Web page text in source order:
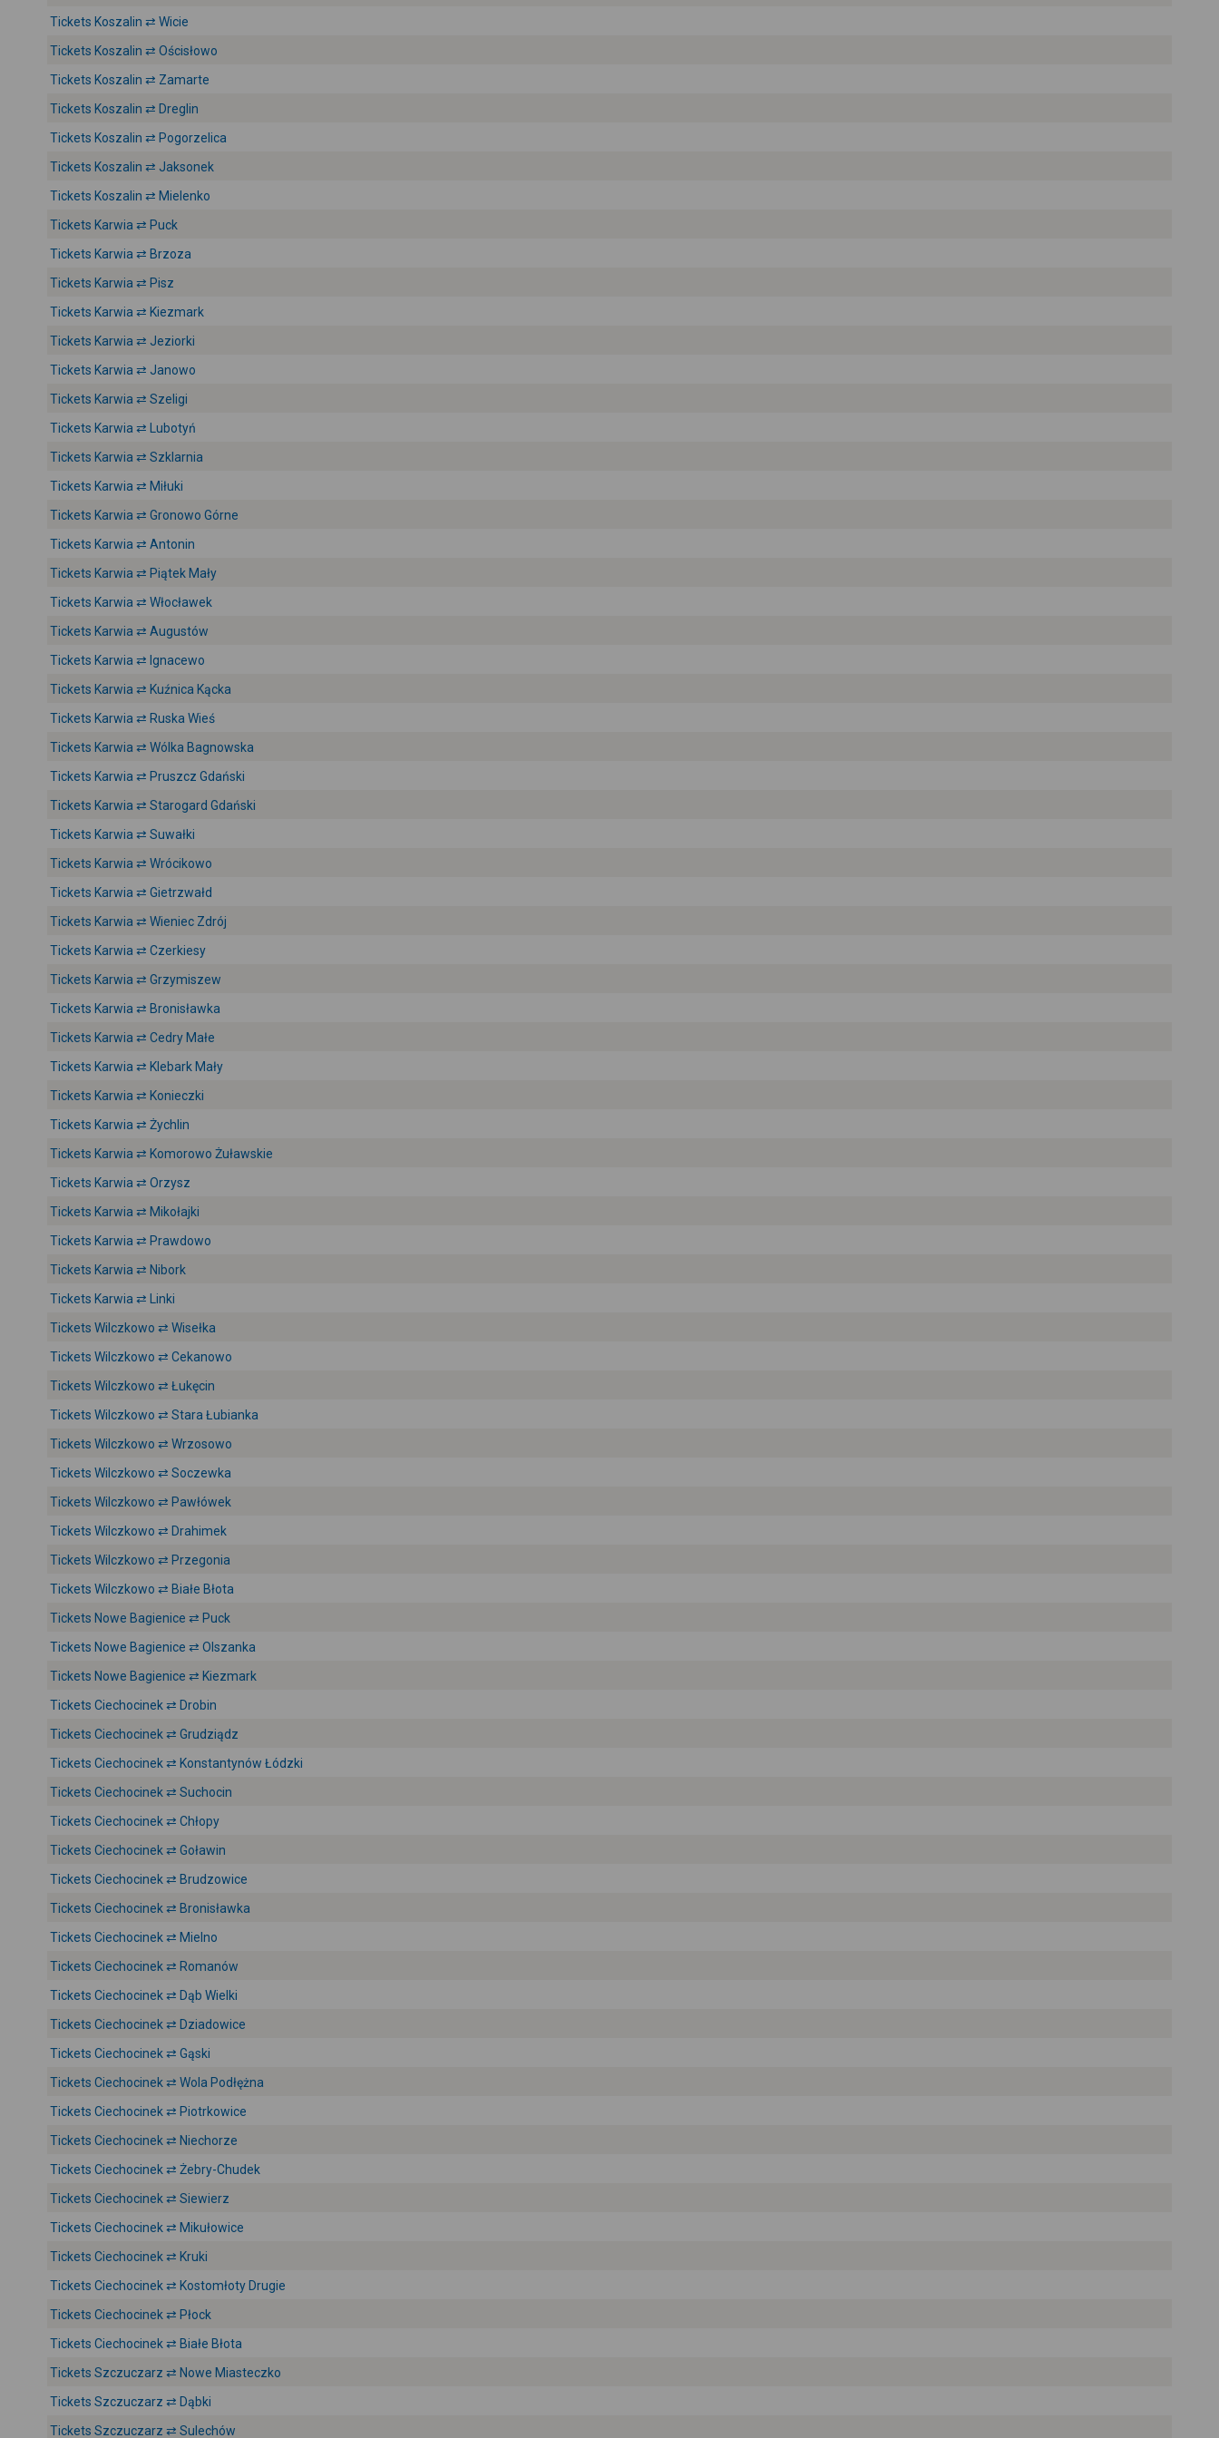
Tickets Koszalin ⇄ Wicie
Tickets Koszalin ⇄ Ościsłowo
Tickets Koszalin ⇄ Zamarte
Tickets Koszalin ⇄ Dreglin
Tickets Koszalin ⇄ Pogorzelica
Tickets Koszalin ⇄ Jaksonek
Tickets Koszalin ⇄ Mielenko
Tickets Karwia ⇄ Puck
Tickets Karwia ⇄ Brzoza
Tickets Karwia ⇄ Pisz
Tickets Karwia ⇄ Kiezmark
Tickets Karwia ⇄ Jeziorki
Tickets Karwia ⇄ Janowo
Tickets Karwia ⇄ Szeligi
Tickets Karwia ⇄ Lubotyń
Tickets Karwia ⇄ Szklarnia
Tickets Karwia ⇄ Miłuki
Tickets Karwia ⇄ Gronowo Górne
Tickets Karwia ⇄ Antonin
Tickets Karwia ⇄ Piątek Mały
Tickets Karwia ⇄ Włocławek
Tickets Karwia ⇄ Augustów
Tickets Karwia ⇄ Ignacewo
Tickets Karwia ⇄ Kuźnica Kącka
Tickets Karwia ⇄ Ruska Wieś
Tickets Karwia ⇄ Wólka Bagnowska
Tickets Karwia ⇄ Pruszcz Gdański
Tickets Karwia ⇄ Starogard Gdański
Tickets Karwia ⇄ Suwałki
Tickets Karwia ⇄ Wrócikowo
Tickets Karwia ⇄ Gietrzwałd
Tickets Karwia ⇄ Wieniec Zdrój
Tickets Karwia ⇄ Czerkiesy
Tickets Karwia ⇄ Grzymiszew
Tickets Karwia ⇄ Bronisławka
Tickets Karwia ⇄ Cedry Małe
Tickets Karwia ⇄ Klebark Mały
Tickets Karwia ⇄ Konieczki
Tickets Karwia ⇄ Żychlin
Tickets Karwia ⇄ Komorowo Żuławskie
Tickets Karwia ⇄ Orzysz
Tickets Karwia ⇄ Mikołajki
Tickets Karwia ⇄ Prawdowo
Tickets Karwia ⇄ Nibork
Tickets Karwia ⇄ Linki
Tickets Wilczkowo ⇄ Wisełka
Tickets Wilczkowo ⇄ Cekanowo
Tickets Wilczkowo ⇄ Łukęcin
Tickets Wilczkowo ⇄ Stara Łubianka
Tickets Wilczkowo ⇄ Wrzosowo
Tickets Wilczkowo ⇄ Soczewka
Tickets Wilczkowo ⇄ Pawłówek
Tickets Wilczkowo ⇄ Drahimek
Tickets Wilczkowo ⇄ Przegonia
Tickets Wilczkowo ⇄ Białe Błota
Tickets Nowe Bagienice ⇄ Puck
Tickets Nowe Bagienice ⇄ Olszanka
Tickets Nowe Bagienice ⇄ Kiezmark
Tickets Ciechocinek ⇄ Drobin
Tickets Ciechocinek ⇄ Grudziądz
Tickets Ciechocinek ⇄ Konstantynów Łódzki
Tickets Ciechocinek ⇄ Suchocin
Tickets Ciechocinek ⇄ Chłopy
Tickets Ciechocinek ⇄ Goławin
Tickets Ciechocinek ⇄ Brudzowice
Tickets Ciechocinek ⇄ Bronisławka
Tickets Ciechocinek ⇄ Mielno
Tickets Ciechocinek ⇄ Romanów
Tickets Ciechocinek ⇄ Dąb Wielki
Tickets Ciechocinek ⇄ Dziadowice
Tickets Ciechocinek ⇄ Gąski
Tickets Ciechocinek ⇄ Wola Podłężna
Tickets Ciechocinek ⇄ Piotrkowice
Tickets Ciechocinek ⇄ Niechorze
Tickets Ciechocinek ⇄ Żebry-Chudek
Tickets Ciechocinek ⇄ Siewierz
Tickets Ciechocinek ⇄ Mikułowice
Tickets Ciechocinek ⇄ Kruki
Tickets Ciechocinek ⇄ Kostomłoty Drugie
Tickets Ciechocinek ⇄ Płock
Tickets Ciechocinek ⇄ Białe Błota
Tickets Szczuczarz ⇄ Nowe Miasteczko
Tickets Szczuczarz ⇄ Dąbki
Tickets Szczuczarz ⇄ Sulechów